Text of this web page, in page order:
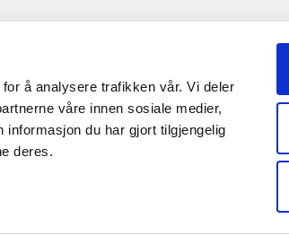
å analysere trafikken vår. Vi deler
våre innen sosiale medier,
du har gjort tilgjengelig
deres.